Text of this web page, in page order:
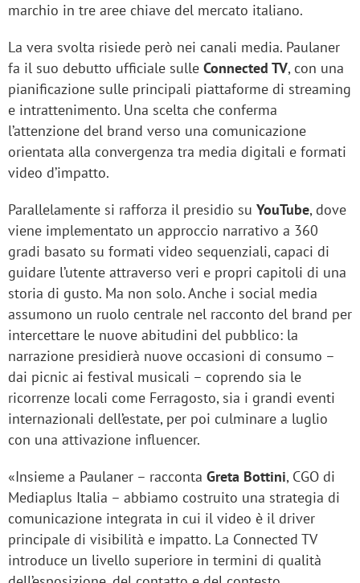
marchio in tre aree chiave del mercato italiano.
La vera svolta risiede però nei canali media. Paulaner
fa il suo debutto ufficiale sulle Connected TV, con una
pianificazione sulle principali piattaforme di streaming
e intrattenimento. Una scelta che conferma
l’attenzione del brand verso una comunicazione
orientata alla convergenza tra media digitali e formati
video d’impatto.
Parallelamente si rafforza il presidio su YouTube, dove
viene implementato un approccio narrativo a 360
gradi basato su formati video sequenziali, capaci di
guidare l’utente attraverso veri e propri capitoli di una
storia di gusto. Ma non solo. Anche i social media
assumono un ruolo centrale nel racconto del brand per
intercettare le nuove abitudini del pubblico: la
narrazione presidierà nuove occasioni di consumo –
dai picnic ai festival musicali – coprendo sia le
ricorrenze locali come Ferragosto, sia i grandi eventi
internazionali dell’estate, per poi culminare a luglio
con una attivazione influencer.
«Insieme a Paulaner – racconta Greta Bottini, CGO di
Mediaplus Italia – abbiamo costruito una strategia di
comunicazione integrata in cui il video è il driver
principale di visibilità e impatto. La Connected TV
introduce un livello superiore in termini di qualità